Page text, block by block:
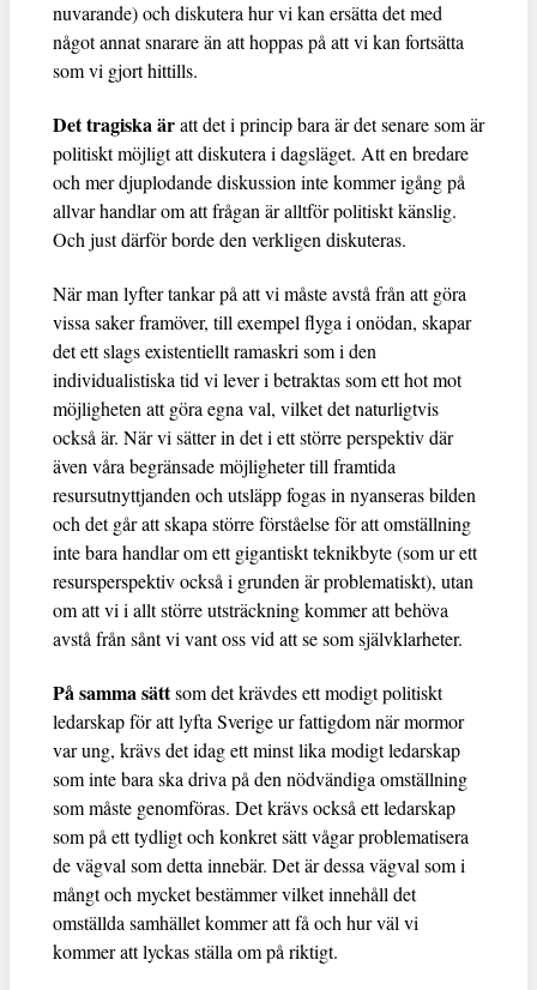
nuvarande) och diskutera hur vi kan ersätta det med
något annat snarare än att hoppas på att vi kan fortsätta
som vi gjort hittills.
Det tragiska äratt det i princip bara är det senare som är
politiskt möjligt att diskutera i dagsläget. Att en bredare
och mer djuplodande diskussion inte kommer igång på
allvar handlar om att frågan är alltför politiskt känslig.
Och just därför borde den verkligen diskuteras.
När man lyfter tankar på att vi måste avstå från att göra
vissa saker framöver, till exempel flyga i onödan, skapar
det ett slags existentiellt ramaskri som i den
individualistiska tid vi lever i betraktas som ett hot mot
möjligheten att göra egna val, vilket det naturligtvis
också är. När vi sätter in det i ett större perspektiv där
även våra begränsade möjligheter till framtida
resursutnyttjanden och utsläpp fogas in nyanseras bilden
och det går att skapa större förståelse för att omställning
inte bara handlar om ett gigantiskt teknikbyte (som ur ett
resursperspektiv också i grunden är problematiskt), utan
om att vi i allt större utsträckning kommer att behöva
avstå från sånt vi vant oss vid att se som självklarheter.
På samma sättsom det krävdes ett modigt politiskt
ledarskap för att lyfta Sverige ur fattigdom när mormor
var ung, krävs det idag ett minst lika modigt ledarskap
som inte bara ska driva på den nödvändiga omställning
som måste genomföras. Det krävs också ett ledarskap
som på ett tydligt och konkret sätt vågar problematisera
de vägval som detta innebär. Det är dessa vägval som i
mångt och mycket bestämmer vilket innehåll det
omställda samhället kommer att få och hur väl vi
kommer att lyckas ställa om på riktigt.